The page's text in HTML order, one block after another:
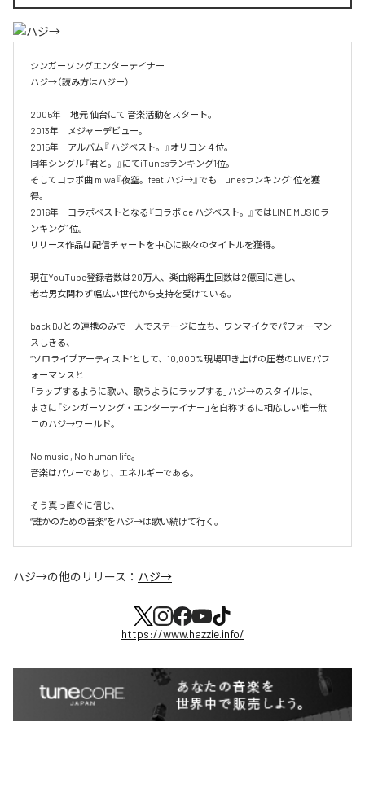
シンガーソングエンターテイナー
ハジ→（読み方はハジー）
2005年　地元 仙台にて 音楽活動をスタート。
2013年　メジャーデビュー。
2015年　アルバム『 ハジベスト。』オリコン４位。
同年シングル『君と。』にてiTunesランキング1位。
そしてコラボ曲 miwa『夜空。feat.ハジ→』でもiTunesランキング1位を獲
得。
2016年　コラボベストとなる『コラボ de ハジベスト。』ではLINE MUSICラ
ンキング1位。
リリース作品は配信チャートを中心に数々のタイトルを獲得。
現在YouTube登録者数は20万人、楽曲総再生回数は2億回に達し、
老若男女問わず幅広い世代から支持を受けている。
back DJとの連携のみで一人でステージに立ち、ワンマイクでパフォーマン
スしきる、
“ソロライブアーティスト”として、10,000%現場叩き上げの圧巻のLIVEパフ
ォーマンスと
「ラップするように歌い、歌うようにラップする」ハジ→のスタイルは、
まさに「シンガーソング・エンターテイナー」を自称するに相応しい唯一無
二のハジ→ワールド。
No music , No human life。
音楽はパワーであり、エネルギーである。
そう真っ直ぐに信じ、
ハジ→の他のリリース： ハジ→
https://www.hazzie.info/